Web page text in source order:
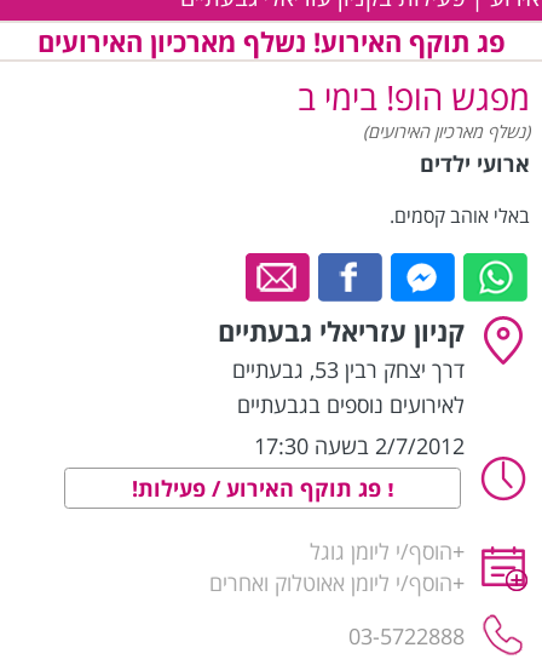
פג תוקף האירוע! נשלף מארכיון האירועים
מפגש הופ! בימי ב
(נשלף מארכיון האירועים)
ארועי ילדים
באלי אוהב קסמים.
קניון עזריאלי גבעתיים
דרך יצחק רבין 53 , גבעתיים
לאירועים נוספים בגבעתיים
2/7/2012 בשעה 17:30
פג תוקף האירוע / פעילות!
+הוסף/י ליומן גוגל
+הוסף/י ליומן אאוטלוק ואחרים
03-5722888